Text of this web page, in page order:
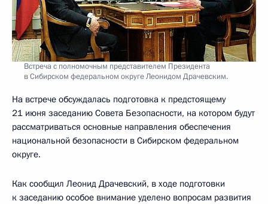
Встреча с полномочным представителем Президента
в Сибирском федеральном округе Леонидом Драчевским.
На встрече обсуждалась подготовка к предстоящему
21 июня заседанию Совета Безопасности, на котором будут
рассматриваться основные направления обеспечения
национальной безопасности в Сибирском федеральном
округе.
Как сообщил Леонид Драчевский, в ходе подготовки
к заседанию особое внимание уделено вопросам развития